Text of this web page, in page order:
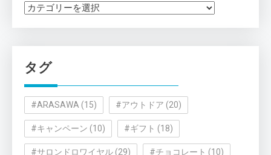
カ
ー
タグ
#ARASAWA (15) #アウトドア (20)
#キャンペーン (10) #ギフト (18)
#サロンドロワイヤル (29) #チョコレート (10)